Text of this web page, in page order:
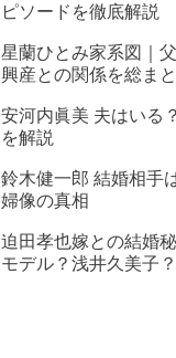
ピソードを徹底解説
星蘭ひとみ家系図｜
興産との関係を総ま
安河内眞美 夫はいる
を解説
鈴木健一郎 結婚相手
婦像の真相
迫田孝也嫁との結婚
モデル？浅井久美子？